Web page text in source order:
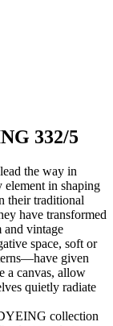
332/5
the way in
element in shaping
their traditional
have transformed
and vintage
space, soft or
given
a canvas, allow
quietly radiate
collection